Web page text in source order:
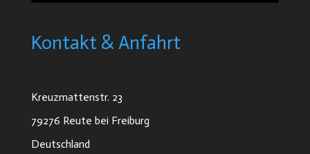
Kontakt & Anfahrt
Kreuzmattenstr. 23
79276 Reute bei Freiburg
Deutschland